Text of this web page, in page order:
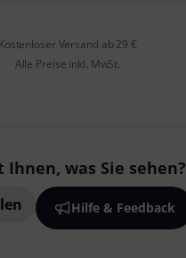
Kostenloser Versand ab 29 €
Alle Preise inkl. MwSt.
Ihnen, was Sie sehen?
Hilfe & Feedback